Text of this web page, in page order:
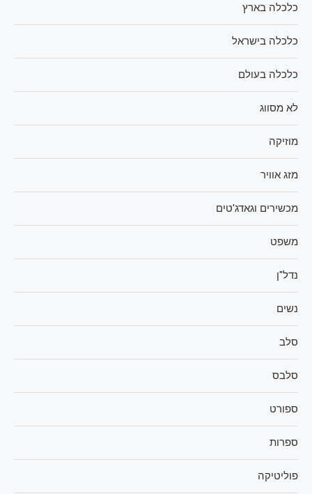
כלכלה בארץ
כלכלה בישראל
כלכלה בעולם
לא מסווג
מוזיקה
מזג אוויר
מכשירים וגאדג'טים
משפט
נדל"ן
נשים
סלב
סלבס
ספורט
ספרות
פוליטיקה